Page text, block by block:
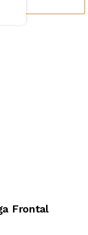
Frontal